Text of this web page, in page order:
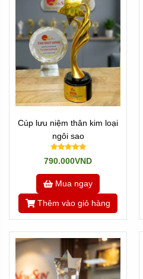
Cúp lưu niệm thân kim loại
ngôi sao
790.000VND
Mua ngay
Thêm vào giỏ hàng